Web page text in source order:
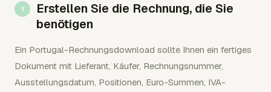
Erstellen Sie die Rechnung, die Sie
benötigen
Ein Portugal-Rechnungsdownload sollte Ihnen ein fertiges
Dokument mit Lieferant, Käufer, Rechnungsnummer,
Ausstellungsdatum, Positionen, Euro-Summen, IVA-